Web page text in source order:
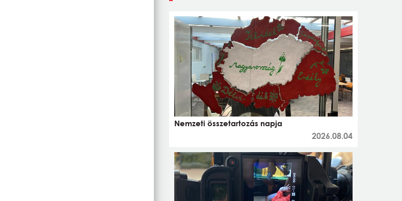
Nemzeti összetartozás napja
2026.08.04